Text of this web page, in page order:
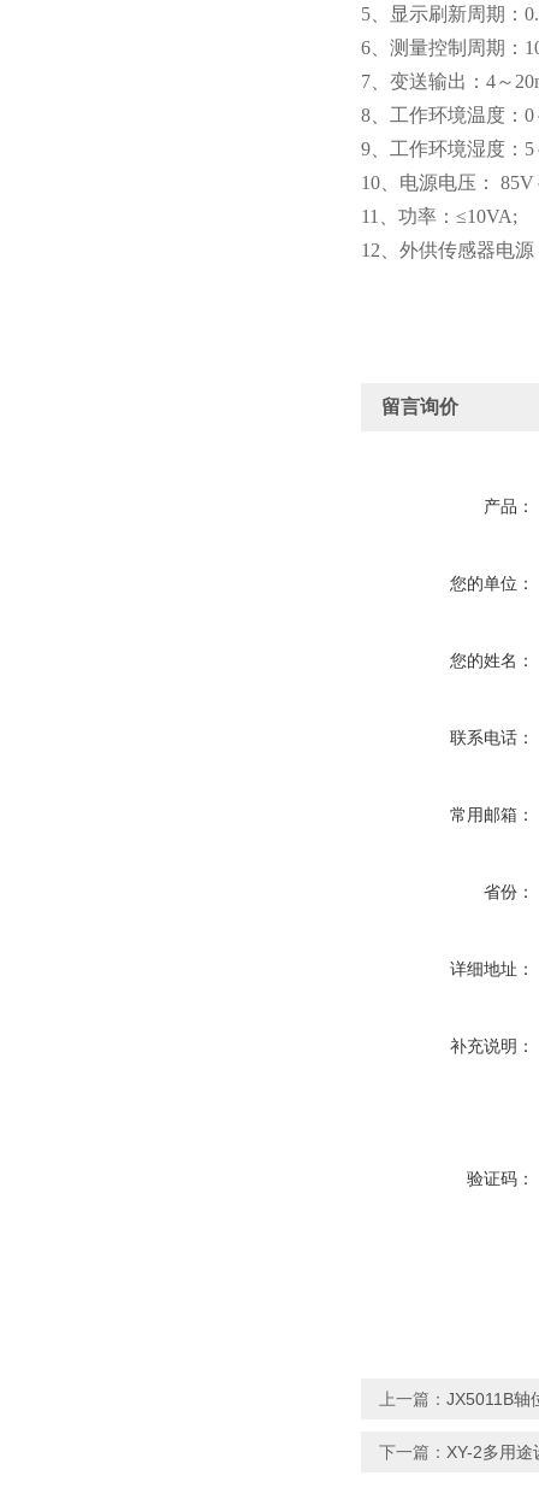
5、显示刷新周期：
6、测量控制周期：
7、变送输出：4～
8、工作环境温度：
9、工作环境湿度：
10、电源电压：
11、功率：≤10VA;
12、外供传感器电
留言询价
产品：
您的单位：
您的姓名：
联系电话：
常用邮箱：
省份：
详细地址：
补充说明：
验证码：
上一篇： JX5011B轴
下一篇： XY-2多用途